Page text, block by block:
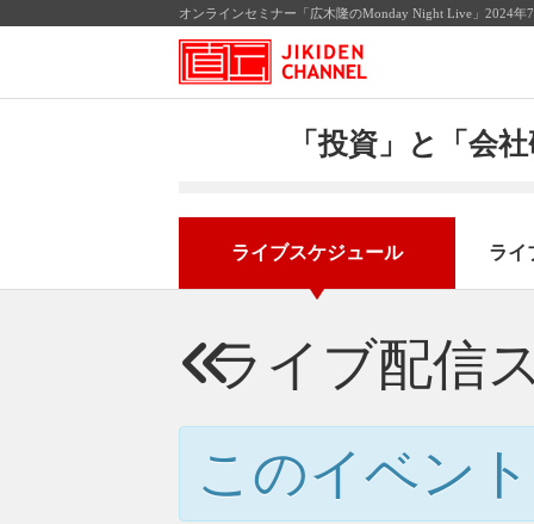
オンラインセミナー「広木隆のMonday Night Live」2024
「投資」と「会
ライブスケジュール ライ
ライブ配信
このイベン